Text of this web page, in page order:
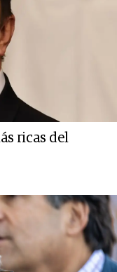
ricas del